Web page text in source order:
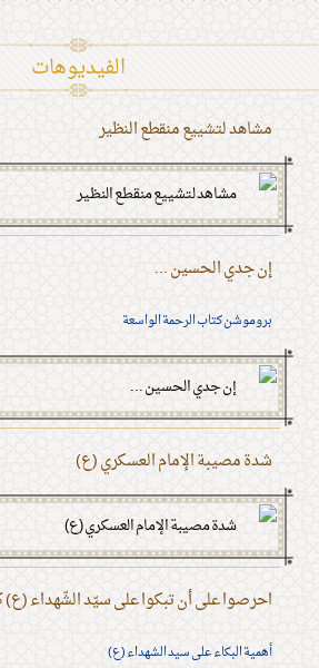
الفیدیوهات
مشاهد لتشييع منقطع النظير
إن جدي الحسين ...
بروموشن كتاب الرحمة الواسعة
شدة مصيبة الإمام العسكري (ع)
احرصوا على أن تبكوا على سيّد الشّهداء
أهمية البكاء على سيد الشهداء (ع)